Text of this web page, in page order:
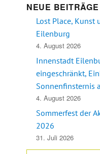
NEUE BEITRÄGE
Lost Place,
Eilenburg
4. August 2026
Innenstadt
eingeschränkt,
Sonnenfinsternis
4. August 2026
Sommerfest der
2026
31. Juli 2026